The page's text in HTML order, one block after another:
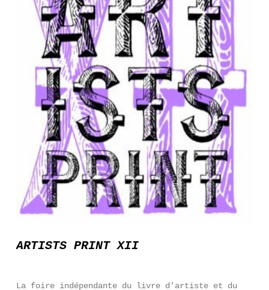
ARTISTS PRINT XII
La foire indépendante du livre d’artiste et du